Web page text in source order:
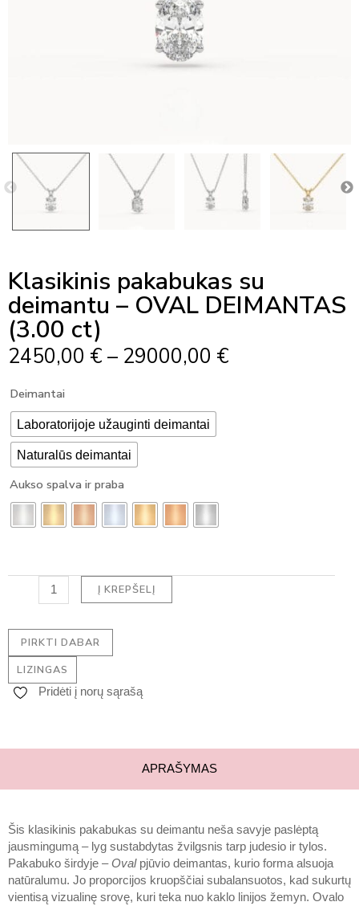
Klasikinis pakabukas su
deimantu – OVAL DEIMANTAS
(3.00 ct)
2450,00 € – 29000,00 €
Deimantai
Laboratorijoje užauginti deimantai
Naturalūs deimantai
Aukso spalva ir praba
produkto
Klasikinis
pakabukas
su
deimantu
-
OVAL
DEIMANTAS
Į KREPŠELĮ
PIRKTI DABAR
LIZINGAS
Pridėti į norų sąrašą
APRAŠYMAS
Šis klasikinis pakabukas su deimantu neša savyje paslėptą
jausmingumą – lyg sustabdytas žvilgsnis tarp judesio ir tylos.
Pakabuko širdyje –Ovalpjūvio deimantas, kurio forma alsuoja
natūralumu. Jo proporcijos kruopščiai subalansuotos, kad sukurtų
vientisą vizualinę srovę, kuri teka nuo kaklo linijos žemyn. Ovalo